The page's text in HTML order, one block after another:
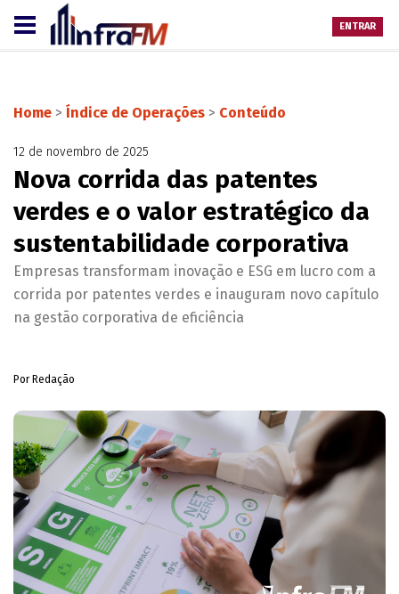
ENTRAR
Home > Índice de Operações > Conteúdo
12 de novembro de 2025
Nova corrida das patentes
verdes e o valor estratégico da
sustentabilidade corporativa
Empresas transformam inovação e ESG em lucro com a
corrida por patentes verdes e inauguram novo capítulo
na gestão corporativa de eficiência
Por Redação